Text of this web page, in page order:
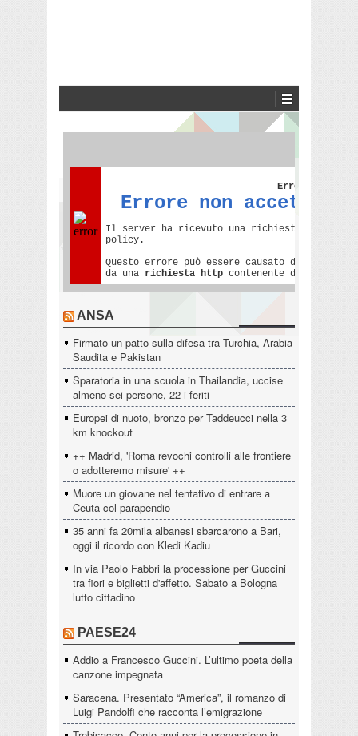
ANSA
Firmato un patto sulla difesa tra Turchia, Arabia
Saudita e Pakistan
Sparatoria in una scuola in Thailandia, uccise
almeno sei persone, 22 i feriti
Europei di nuoto, bronzo per Taddeucci nella 3
km knockout
++ Madrid, 'Roma revochi controlli alle frontiere
o adotteremo misure' ++
Muore un giovane nel tentativo di entrare a
Ceuta col parapendio
35 anni fa 20mila albanesi sbarcarono a Bari,
oggi il ricordo con Kledi Kadiu
In via Paolo Fabbri la processione per Guccini
tra fiori e biglietti d'affetto. Sabato a Bologna
lutto cittadino
PAESE24
Addio a Francesco Guccini. L’ultimo poeta della
canzone impegnata
Saracena. Presentato “America”, il romanzo di
Luigi Pandolfi che racconta l’emigrazione